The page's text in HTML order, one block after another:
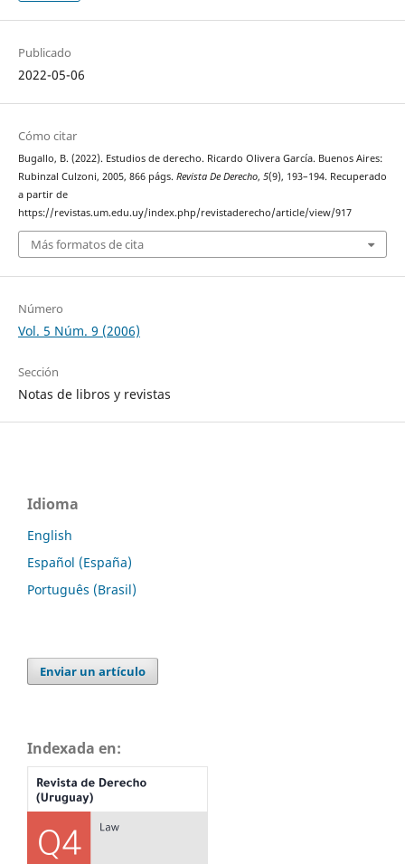
Publicado
2022-05-06
Cómo citar
Bugallo, B. (2022). Estudios de derecho. Ricardo Olivera García. Buenos Aires:
Rubinzal Culzoni, 2005, 866 págs. Revista De Derecho, 5(9), 193–194. Recuperado
a partir de
https://revistas.um.edu.uy/index.php/revistaderecho/article/view/917
Más formatos de cita
Número
Vol. 5 Núm. 9 (2006)
Sección
Notas de libros y revistas
Idioma
English
Español (España)
Português (Brasil)
Enviar un artículo
Indexada en: